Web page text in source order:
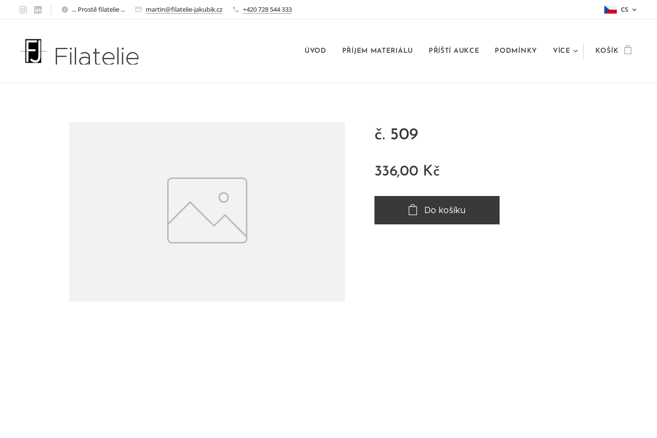
... Prostě filatelie ... martin@filatelie-jakubik.cz +420 728 544 333 CS
Filatelie
ÚVOD PŘÍJEM MATERIÁLU PŘÍŠTÍ AUKCE PODMÍNKY VÍCE KOŠÍK
č. 509
336,00 Kč
Do košíku